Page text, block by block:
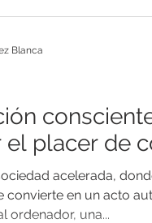
el placer de
acelerada,
convierte en un acto
ordenador, una...
Blanca